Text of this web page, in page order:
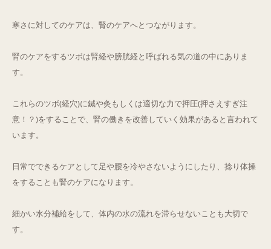
寒さに対してのケアは、腎のケアへとつながります。
腎のケアをするツボは腎経や膀胱経と呼ばれる気の道の中にありま
す。
これらのツボ(経穴)に鍼や灸もしくは適切な力で押圧(押さえすぎ注
意！？)をすることで、腎の働きを改善していく効果があると言われて
います。
日常でできるケアとして足や腰を冷やさないようにしたり、捻り体操
をすることも腎のケアになります。
細かい水分補給をして、体内の水の流れを滞らせないことも大切で
す。